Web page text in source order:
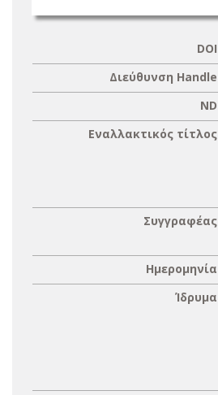
DOI
Διεύθυνση Handle
ND
Εναλλακτικός τίτλος
Συγγραφέας
Ημερομηνία
Ίδρυμα